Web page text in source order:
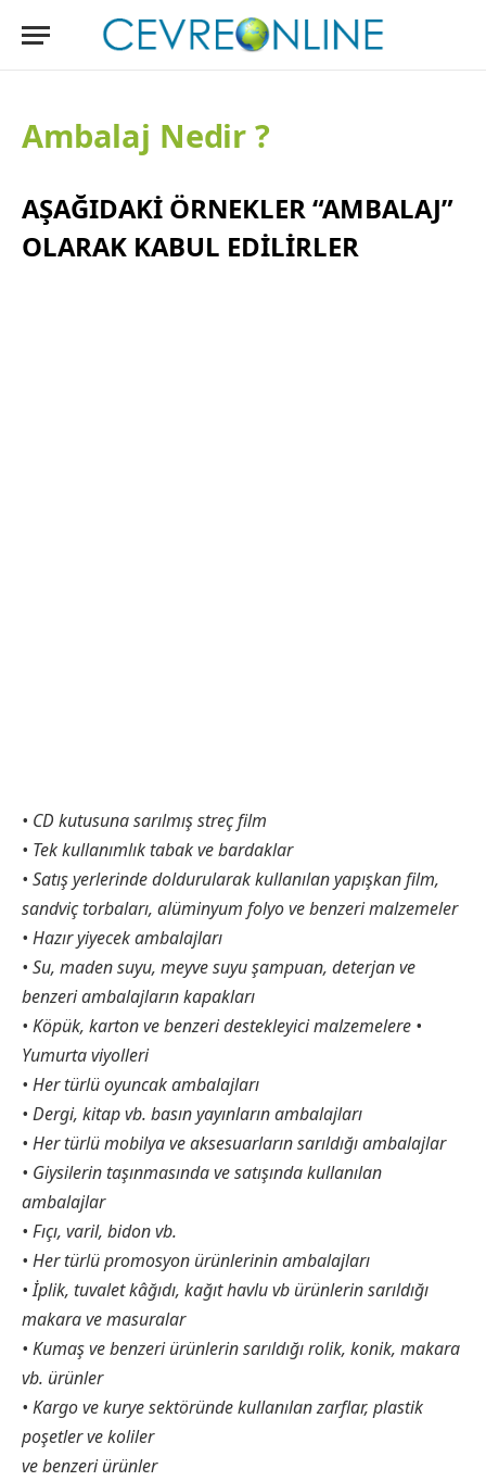
Ambalaj Nedir ?
AŞAĞIDAKİ ÖRNEKLER “AMBALAJ”
OLARAK KABUL EDİLİRLER
• CD kutusuna sarılmış streç film
• Tek kullanımlık tabak ve bardaklar
• Satış yerlerinde doldurularak kullanılan yapışkan film,
sandviç torbaları, alüminyum folyo ve benzeri malzemeler
• Hazır yiyecek ambalajları
• Su, maden suyu, meyve suyu şampuan, deterjan ve
benzeri ambalajların kapakları
• Köpük, karton ve benzeri destekleyici malzemelere •
Yumurta viyolleri
• Her türlü oyuncak ambalajları
• Dergi, kitap vb. basın yayınların ambalajları
• Her türlü mobilya ve aksesuarların sarıldığı ambalajlar
• Giysilerin taşınmasında ve satışında kullanılan
ambalajlar
• Fıçı, varil, bidon vb.
• Her türlü promosyon ürünlerinin ambalajları
• İplik, tuvalet kâğıdı, kağıt havlu vb ürünlerin sarıldığı
makara ve masuralar
• Kumaş ve benzeri ürünlerin sarıldığı rolik, konik, makara
vb. ürünler
• Kargo ve kurye sektöründe kullanılan zarflar, plastik
poşetler ve koliler
ve benzeri ürünler